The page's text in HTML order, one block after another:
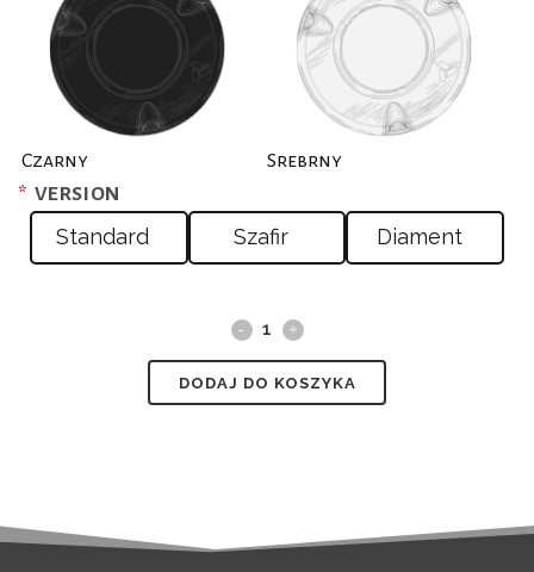
Czarny
Srebrny
* VERSION
Standard Szafir Diament
Carbide
Base
quantity
DODAJ DO KOSZYKA